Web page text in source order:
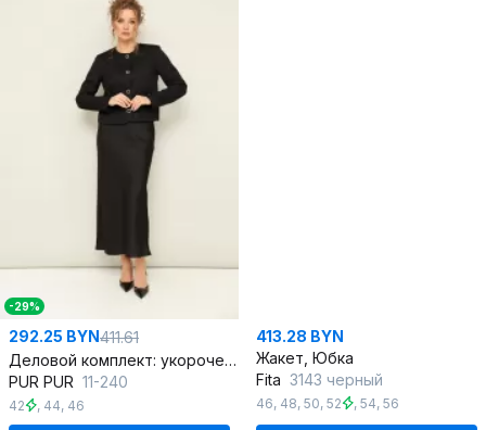
-29%
292.25 BYN411.61
Деловой комплект: укороченный жакет с кружевом и сатином
PUR PUR 11-240
42 , 44, 46
413.28 BYN
Жакет, Юбка
Fita 3143 черный
46, 48, 50, 52 , 54, 56